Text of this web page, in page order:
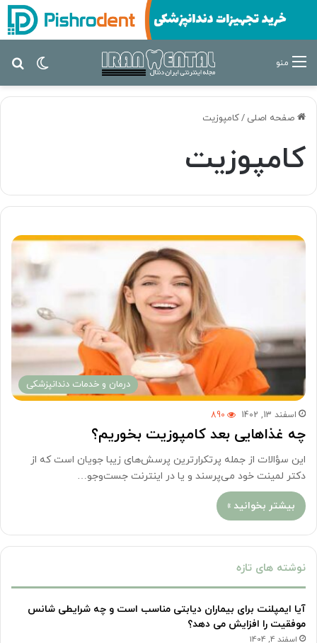
تغییر منو
صفحه اصلی /کامپوزیت
کامپوزیت
درمان‌ و خدمات دندانپزشکی
اسفند 13, 1402 890
چه غذاهایی بعد کامپوزیت بخوریم؟
این سؤالات از جمله پرتکرارترین پرسش‌های زیبا جویان است که از
دکتر لمینت خود می‌پرسند و یا در اینترنت جست‌وجو…
بیشتر بخوانید »
نوشته های تازه
آیا ایمپلنت برای بیماران دیابتی مناسب است و چه شرایطی شانس
موفقیت را افزایش می دهد؟
اسفند 4, 1404